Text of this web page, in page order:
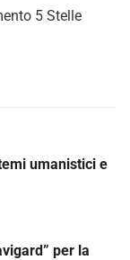
5 Stelle
umanistici e
per la